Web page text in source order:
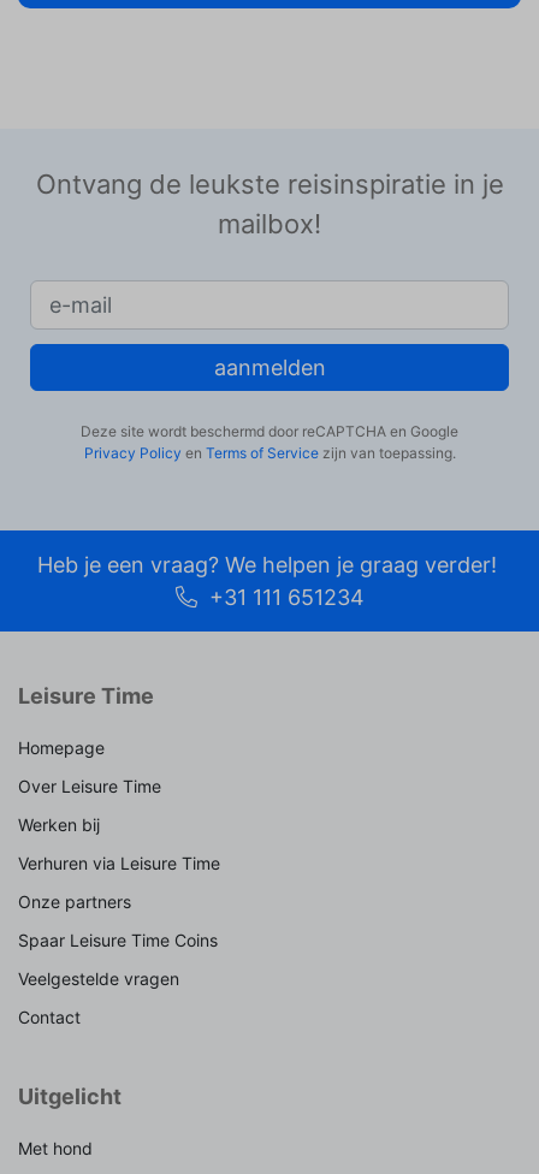
Ontvang de leukste reisinspiratie in je
mailbox!
aanmelden
Deze site wordt beschermd door reCAPTCHA en Google
Privacy Policy en Terms of Servicezijn van toepassing.
Heb je een vraag? We helpen je graag verder!
+31 111 651234
Leisure Time
Homepage
Over Leisure Time
Werken bij
Verhuren via Leisure Time
Onze partners
Spaar Leisure Time Coins
Veelgestelde vragen
Contact
Uitgelicht
Met hond